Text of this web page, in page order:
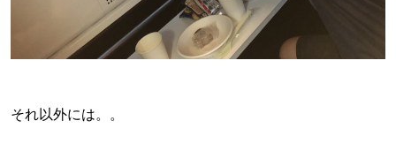
それ以外には。。